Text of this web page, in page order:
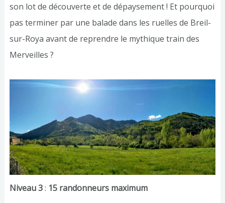
son lot de découverte et de dépaysement ! Et pourquoi
pas terminer par une balade dans les ruelles de Breil-
sur-Roya avant de reprendre le mythique train des
Merveilles ?
Niveau 3: 15 randonneurs maximum